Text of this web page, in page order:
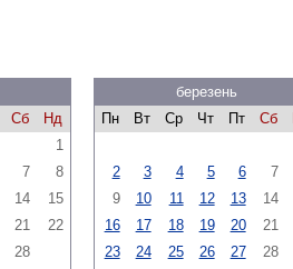
Сб
Нд
1
7
8
14
15
21
22
28
березень
Пн
Вт Ср Чт Пт Сб
2
3 4 5 6 7
9
10 11 12 13 14
16
17 18 19 20 21
23
24 25 26 27 28